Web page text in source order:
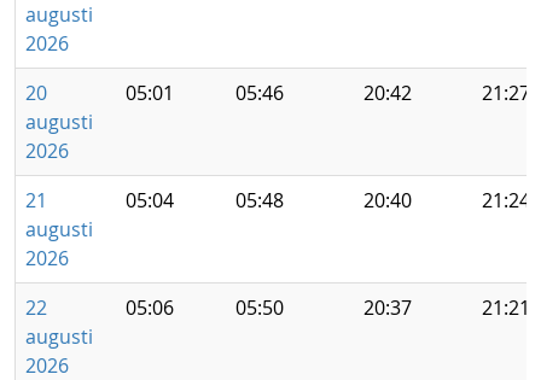
augusti
2026
20
augusti
2026
05:01 05:46 20:42 21:27
21
augusti
2026
05:04 05:48 20:40 21:24
22
augusti
2026
05:06 05:50 20:37 21:21